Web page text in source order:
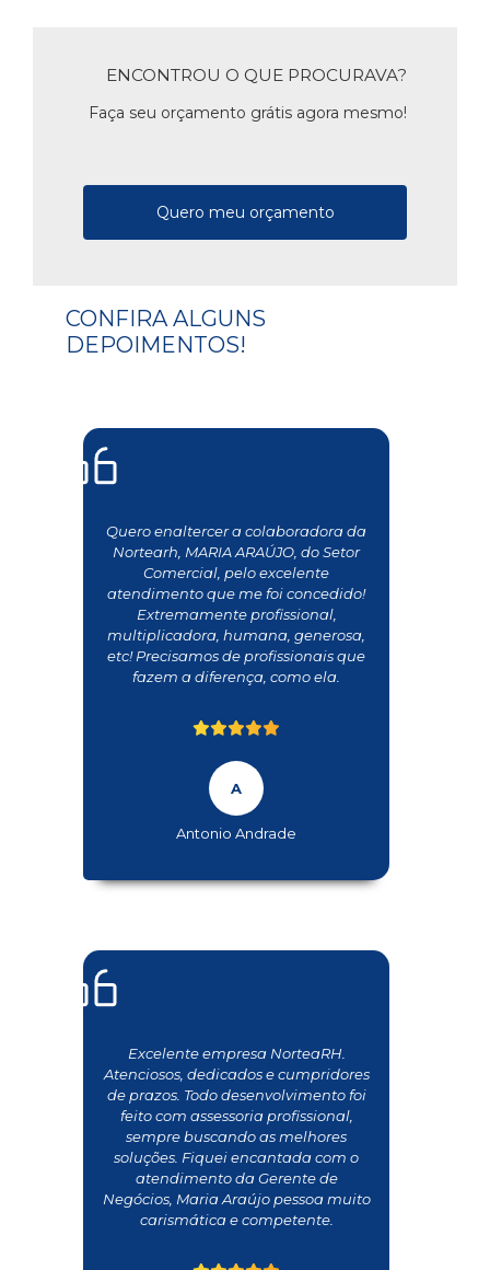
ENCONTROU O QUE PROCURAVA?
Faça seu orçamento grátis agora mesmo!
Quero meu orçamento
CONFIRA ALGUNS
DEPOIMENTOS!
Quero enaltercer a colaboradora da
Nortearh, MARIA ARAÚJO, do Setor
Comercial, pelo excelente
atendimento que me foi concedido!
Extremamente profissional,
multiplicadora, humana, generosa,
etc! Precisamos de profissionais que
fazem a diferença, como ela.
Antonio Andrade
Excelente empresa NorteaRH.
Atenciosos, dedicados e cumpridores
de prazos. Todo desenvolvimento foi
feito com assessoria profissional,
sempre buscando as melhores
soluções. Fiquei encantada com o
atendimento da Gerente de
Negócios, Maria Araújo pessoa muito
carismática e competente.